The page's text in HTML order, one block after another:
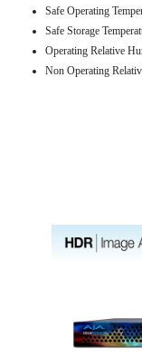
Safe Operating
Safe Storage
Operating Relative
Non Operating